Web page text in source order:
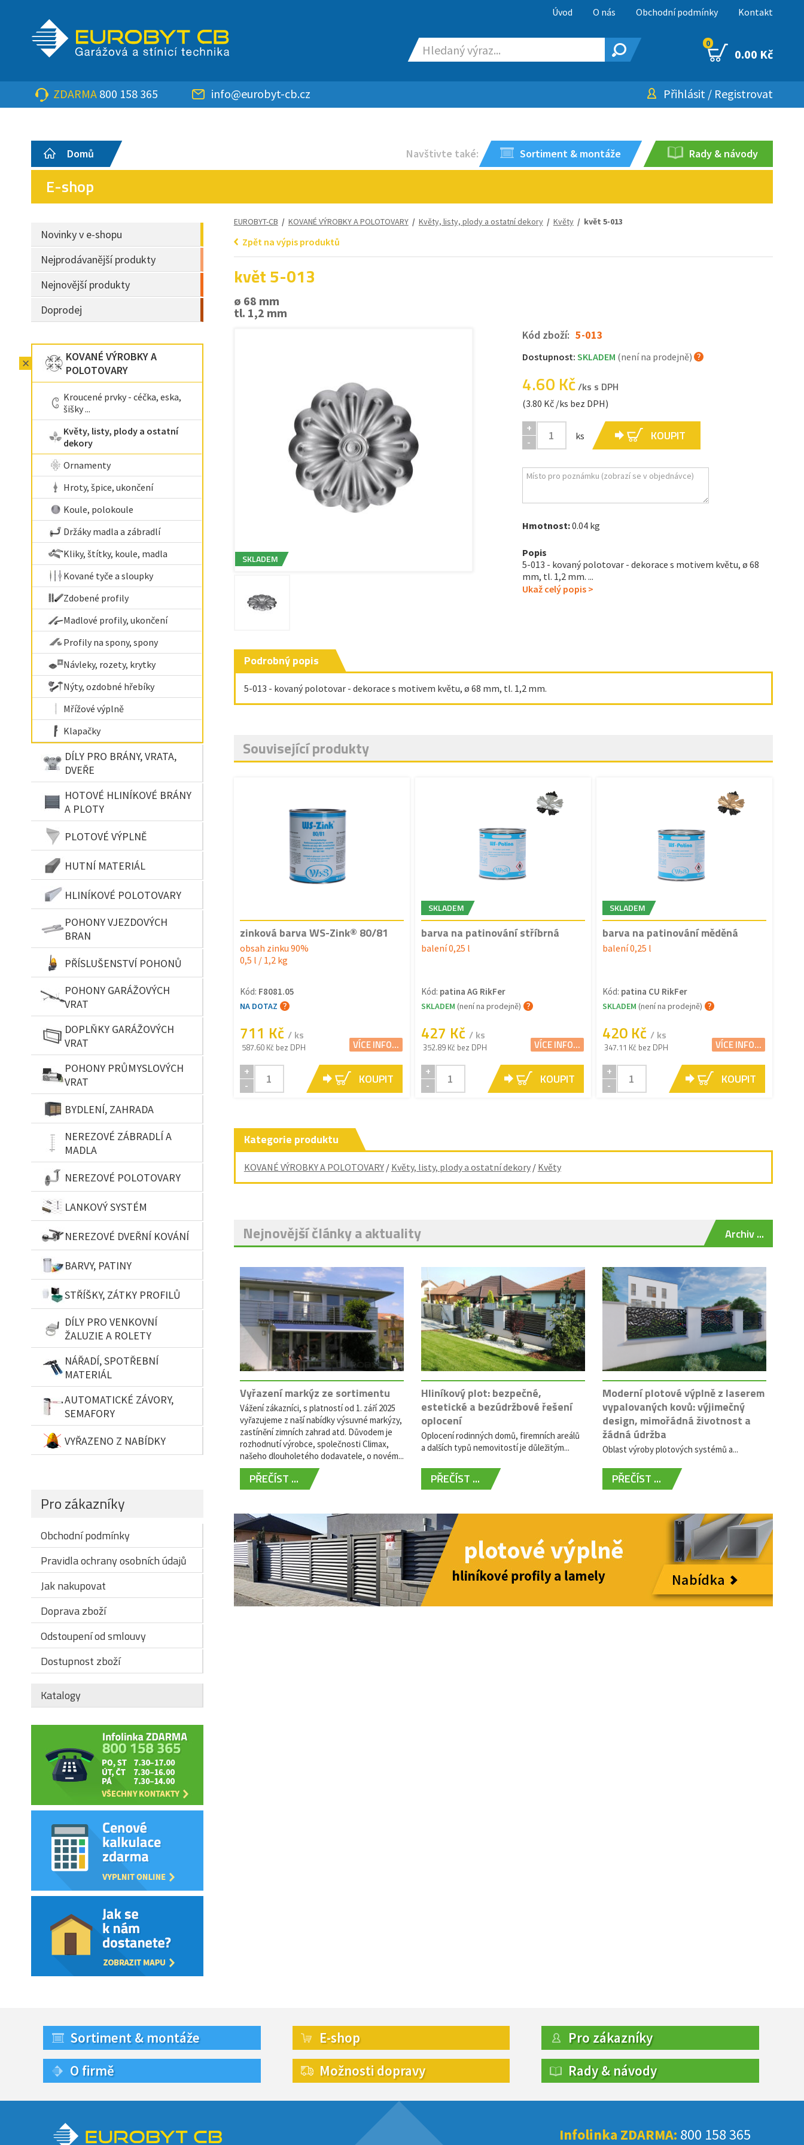
Úvod O nás Obchodní podmínky Kontakt
0
0.00 Kč
ZDARMA 800 158 365 info@eurobyt-cb.cz Přihlásit / Registrovat
Domů Navštivte také: Sortiment & montáže Rady & návody
E-shop
Novinky v e-shopu
Nejprodávanější produkty
Nejnovější produkty
Doprodej
KOVANÉ VÝROBKY A
POLOTOVARY
Kroucené prvky - céčka, eska,
šišky ...
Květy, listy, plody a ostatní
dekory
Ornamenty
Hroty, špice, ukončení
Koule, polokoule
Držáky madla a zábradlí
Kliky, štítky, koule, madla
Kované tyče a sloupky
Zdobené profily
Madlové profily, ukončení
Profily na spony, spony
Návleky, rozety, krytky
Nýty, ozdobné hřebíky
Mřížové výplně
Klapačky
DÍLY PRO BRÁNY, VRATA,
DVEŘE
HOTOVÉ HLINÍKOVÉ BRÁNY
A PLOTY
PLOTOVÉ VÝPLNĚ
HUTNÍ MATERIÁL
HLINÍKOVÉ POLOTOVARY
POHONY VJEZDOVÝCH
BRAN
PŘÍSLUŠENSTVÍ POHONŮ
POHONY GARÁŽOVÝCH
VRAT
DOPLŇKY GARÁŽOVÝCH
VRAT
POHONY PRŮMYSLOVÝCH
VRAT
BYDLENÍ, ZAHRADA
NEREZOVÉ ZÁBRADLÍ A
MADLA
NEREZOVÉ POLOTOVARY
LANKOVÝ SYSTÉM
NEREZOVÉ DVEŘNÍ KOVÁNÍ
BARVY, PATINY
STŘÍŠKY, ZÁTKY PROFILŮ
DÍLY PRO VENKOVNÍ
ŽALUZIE A ROLETY
NÁŘADÍ, SPOTŘEBNÍ
MATERIÁL
AUTOMATICKÉ ZÁVORY,
SEMAFORY
VYŘAZENO Z NABÍDKY
Pro zákazníky
Obchodní podmínky
Pravidla ochrany osobních údajů
Jak nakupovat
Doprava zboží
Odstoupení od smlouvy
Dostupnost zboží
Katalogy
EUROBYT-CB / KOVANÉ VÝROBKY A POLOTOVARY/ Květy, listy, plody a ostatní dekory/ Květy/ květ 5-013
Zpět na výpis produktů
květ 5-013
ø 68 mm
tl. 1,2 mm
SKLADEM
Kód zboží: 5-013
Dostupnost: SKLADEM (není na prodejně)
4.60 Kč/ks s DPH
(3.80 Kč /ks bez DPH)
+
-
ks KOUPIT
Hmotnost:0.04 kg
Popis
5-013 - kovaný polotovar - dekorace s motivem květu, ø 68
mm, tl. 1,2 mm . ...
Ukaž celý popis >
Podrobný popis
5-013 - kovaný polotovar - dekorace s motivem květu, ø 68 mm, tl. 1,2 mm .
Související produkty
zinková barva WS-Zink® 80/81
obsah zinku 90%
0,5 l / 1,2 kg
Kód: F8081.05
NA DOTAZ
711 Kč / ks
587.60 Kč bez DPH VÍCE INFO...
+
-
KOUPIT
SKLADEM
barva na patinování stříbrná
balení 0,25 l
Kód: patina AG RikFer
SKLADEM (není na prodejně)
427 Kč / ks
352.89 Kč bez DPH VÍCE INFO...
+
-
KOUPIT
SKLADEM
barva na patinování měděná
balení 0,25 l
Kód: patina CU RikFer
SKLADEM (není na prodejně)
420 Kč / ks
347.11 Kč bez DPH VÍCE INFO...
+
-
KOUPIT
Kategorie produktu
KOVANÉ VÝROBKY A POLOTOVARY/ Květy, listy, plody a ostatní dekory/ Květy
Nejnovější články a aktuality
Vyřazení markýz ze sortimentu
Vážení zákazníci, s platností od 1. září 2025
vyřazujeme z naší nabídky výsuvné markýzy,
zastínění zimních zahrad atd. Důvodem je
rozhodnutí výrobce, společnosti Climax,
našeho dlouholetého dodavatele, o novém...
PŘEČÍST ...
Hliníkový plot: bezpečné,
estetické a bezúdržbové řešení
oplocení
Oplocení rodinných domů, firemních areálů
a dalších typů nemovitostí je důležitým...
PŘEČÍST ...
Moderní plotové výplně z laserem
vypalovaných kovů: výjimečný
design, mimořádná životnost a
žádná údržba
Oblast výroby plotových systémů a...
PŘEČÍST ...
Archiv ...
Sortiment & montáže
O firmě
E-shop
Možnosti dopravy
Pro zákazníky
Rady & návody
Infolinka ZDARMA: 800 158 365